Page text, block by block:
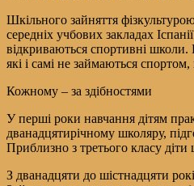
Шкільного зайняття
середніх учбових закладах
відкриваються спортивні школи.
які і самі не займаються
Кожному – за здібностями
У перші роки навчання дітям
дванадцятирічному школяру,
Приблизно з третього класу діти
З дванадцяти до шістнадцяти